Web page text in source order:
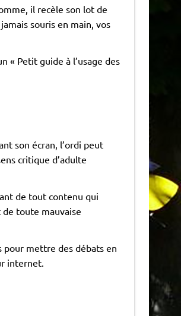
il recèle son lot de
souris en main, vos
« Petit guide à l’usage des
son écran, l’ordi peut
critique d’adulte
de tout contenu qui
toute mauvaise
pour mettre des débats en
internet.